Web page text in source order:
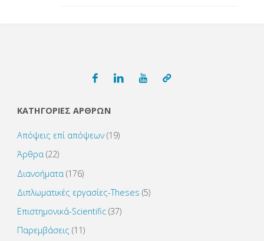
ΚΑΤΗΓΟΡΙΕΣ ΑΡΘΡΩΝ
Απόψεις επί απόψεων(19)
Άρθρα(22)
Διανοήματα (176)
Διπλωματικές εργασίες-Theses (5)
Επιστημονικά-Scientific(37)
Παρεμβάσεις (11)